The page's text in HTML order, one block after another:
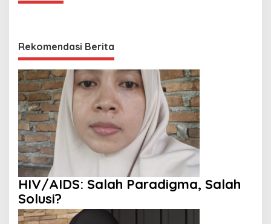
Rekomendasi Berita
HIV/AIDS: Salah Paradigma, Salah
Solusi?